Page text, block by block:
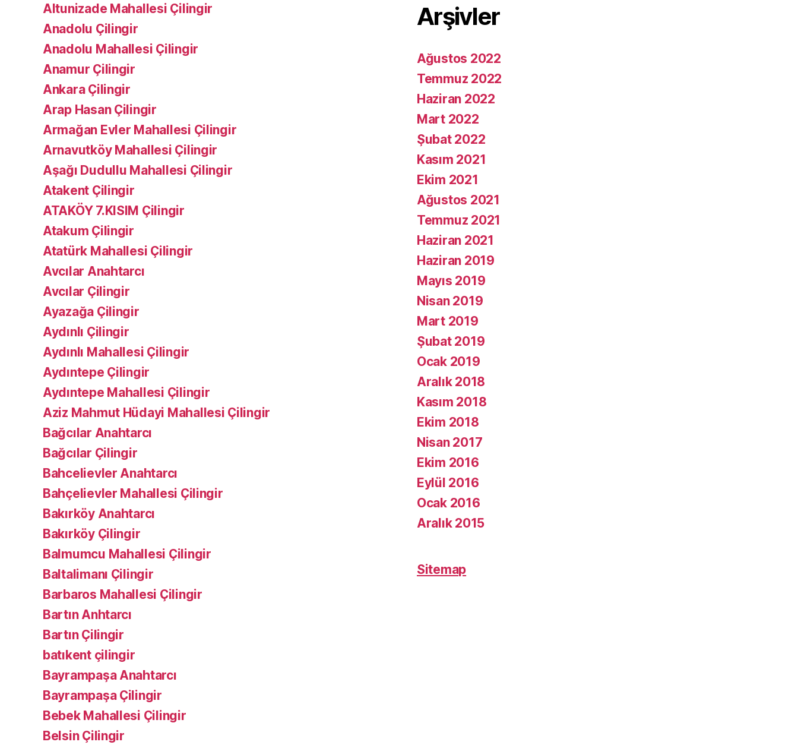
Altunizade Mahallesi Çilingir
Anadolu Çilingir
Anadolu Mahallesi Çilingir
Anamur Çilingir
Ankara Çilingir
Arap Hasan Çilingir
Armağan Evler Mahallesi Çilingir
Arnavutköy Mahallesi Çilingir
Aşağı Dudullu Mahallesi Çilingir
Atakent Çilingir
ATAKÖY 7.KISIM Çilingir
Atakum Çilingir
Atatürk Mahallesi Çilingir
Avcılar Anahtarcı
Avcılar Çilingir
Ayazağa Çilingir
Aydınlı Çilingir
Aydınlı Mahallesi Çilingir
Aydıntepe Çilingir
Aydıntepe Mahallesi Çilingir
Aziz Mahmut Hüdayi Mahallesi Çilingir
Bağcılar Anahtarcı
Bağcılar Çilingir
Bahcelievler Anahtarcı
Bahçelievler Mahallesi Çilingir
Bakırköy Anahtarcı
Bakırköy Çilingir
Balmumcu Mahallesi Çilingir
Baltalimanı Çilingir
Barbaros Mahallesi Çilingir
Bartın Anhtarcı
Bartın Çilingir
batıkent çilingir
Bayrampaşa Anahtarcı
Bayrampaşa Çilingir
Bebek Mahallesi Çilingir
Belsin Çilingir
Arşivler
Ağustos 2022
Temmuz 2022
Haziran 2022
Mart 2022
Şubat 2022
Kasım 2021
Ekim 2021
Ağustos 2021
Temmuz 2021
Haziran 2021
Haziran 2019
Mayıs 2019
Nisan 2019
Mart 2019
Şubat 2019
Ocak 2019
Aralık 2018
Kasım 2018
Ekim 2018
Nisan 2017
Ekim 2016
Eylül 2016
Ocak 2016
Aralık 2015
Sitemap